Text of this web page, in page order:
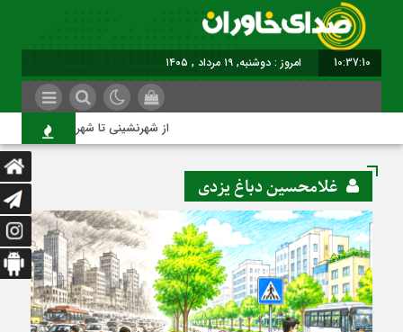
10:37:11 برابر با : Monday - 10 August - 2026
از شهرنشینی تا شهروندی
غلامحسین دباغ یزدی